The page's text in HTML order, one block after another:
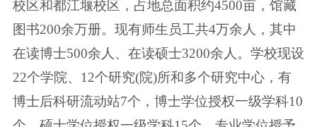
校区和都江堰校区，占地总面积约4500亩，馆藏
图书200余万册。现有师生员工共4万余人，其中
在读博士500余人、在读硕士3200余人。学校现设
22个学院、12个研究(院)所和多个研究中心，有
博士后科研流动站7个，博士学位授权一级学科10